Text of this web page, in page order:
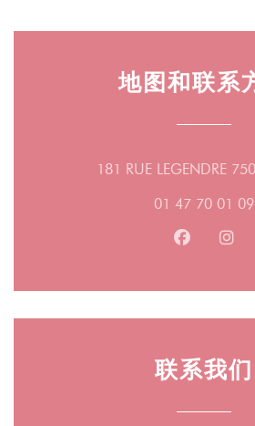
地图和联系
181 RUE LEGENDRE
01 47 70 01 09
Facebook
联系我们